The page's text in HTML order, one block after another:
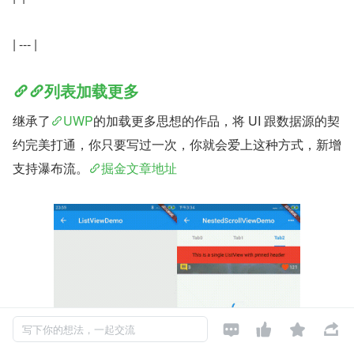
| --- |
列表加载更多
继承了 UWP的加载更多思想的作品，将 UI 跟数据源的契
约完美打通，你只要写过一次，你就会爱上这种方式，新增
支持瀑布流。
掘金文章地址
写下你的想法，一起交流    